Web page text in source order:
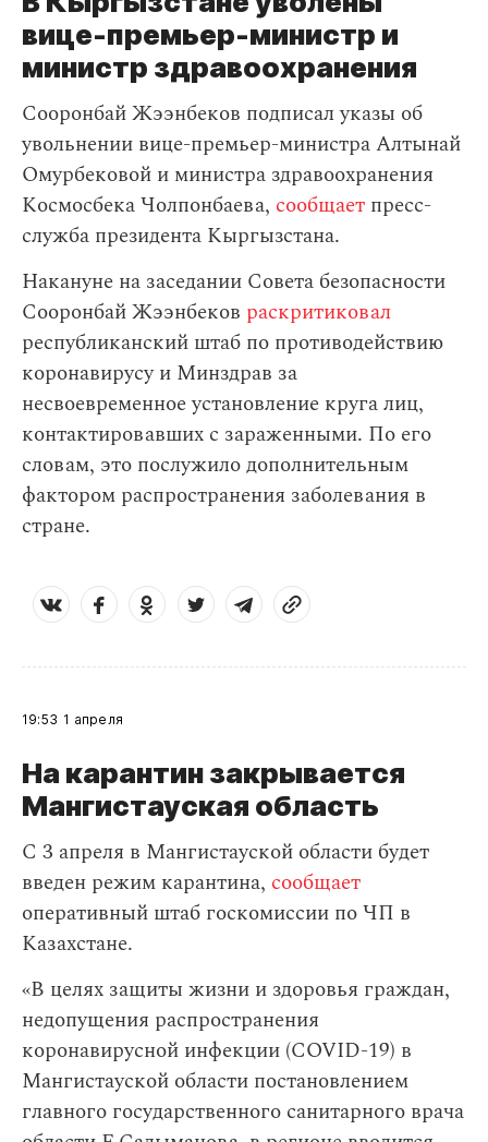
вице-премьер-министр и
министр здравоохранения
Сооронбай Жээнбеков подписал указы об
увольнении вице-премьер-министра Алтынай
Омурбековой и министра здравоохранения
Космосбека Чолпонбаева, сообщает пресс-
служба президента Кыргызстана.
Накануне на заседании Совета безопасности
Сооронбай Жээнбеков раскритиковал
республиканский штаб по противодействию
коронавирусу и Минздрав за
несвоевременное установление круга лиц,
контактировавших с зараженными. По его
словам, это послужило дополнительным
фактором распространения заболевания в
стране.
19:53 1 апреля
На карантин закрывается
Мангистауская область
С 3 апреля в Мангистауской области будет
введен режим карантина, сообщает
оперативный штаб госкомиссии по ЧП в
Казахстане.
«В целях защиты жизни и здоровья граждан,
недопущения распространения
коронавирусной инфекции (COVID-19) в
Мангистауской области постановлением
главного государственного санитарного врача